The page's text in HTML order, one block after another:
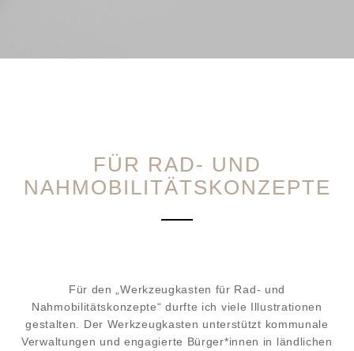
FÜR RAD- UND
NAHMOBILITÄTSKONZEPTE
Für den „Werkzeugkasten für Rad- und
Nahmobilitätskonzepte“ durfte ich viele Illustrationen
gestalten. Der Werkzeugkasten unterstützt kommunale
Verwaltungen und engagierte Bürger*innen in ländlichen